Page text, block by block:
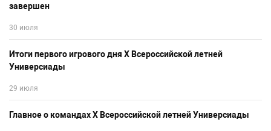
30 июля
завершен
29 июля
Итоги первого игрового дня Х Всероссийской летней
Универсиады
Главное о командах Х Всероссийской летней Универсиады